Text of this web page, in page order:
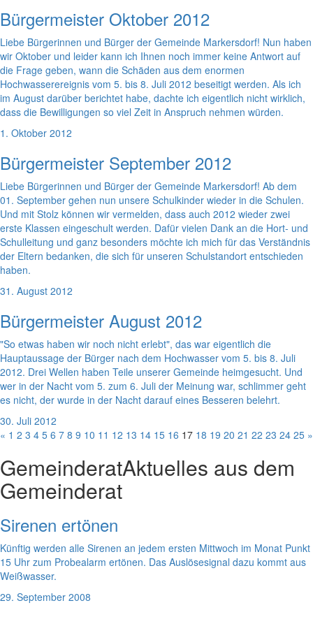
Bürgermeister Oktober 2012
Liebe Bürgerinnen und Bürger der Gemeinde Markersdorf! Nun haben
wir Oktober und leider kann ich Ihnen noch immer keine Antwort auf
die Frage geben, wann die Schäden aus dem enormen
Hochwasserereignis vom 5. bis 8. Juli 2012 beseitigt werden. Als ich
im August darüber berichtet habe, dachte ich eigentlich nicht wirklich,
dass die Bewilligungen so viel Zeit in Anspruch nehmen würden.
1. Oktober 2012
Bürgermeister September 2012
Liebe Bürgerinnen und Bürger der Gemeinde Markersdorf! Ab dem
01. September gehen nun unsere Schulkinder wieder in die Schulen.
Und mit Stolz können wir vermelden, dass auch 2012 wieder zwei
erste Klassen eingeschult werden. Dafür vielen Dank an die Hort- und
Schulleitung und ganz besonders möchte ich mich für das Verständnis
der Eltern bedanken, die sich für unseren Schulstandort entschieden
haben.
31. August 2012
Bürgermeister August 2012
"So etwas haben wir noch nicht erlebt", das war eigentlich die
Hauptaussage der Bürger nach dem Hochwasser vom 5. bis 8. Juli
2012. Drei Wellen haben Teile unserer Gemeinde heimgesucht. Und
wer in der Nacht vom 5. zum 6. Juli der Meinung war, schlimmer geht
es nicht, der wurde in der Nacht darauf eines Besseren belehrt.
30. Juli 2012
« 1 2 3 4 5 6 7 8 9 10 11 12 13 14 15 16 17 18 19 20 21 22 23 24 25 »
GemeinderatAktuelles aus dem
Gemeinderat
Sirenen ertönen
Künftig werden alle Sirenen an jedem ersten Mittwoch im Monat Punkt
15 Uhr zum Probealarm ertönen. Das Auslösesignal dazu kommt aus
Weißwasser.
29. September 2008